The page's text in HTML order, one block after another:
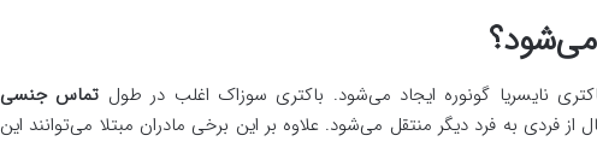
نایسریا گونوره ایجاد می‌شود. باکتری سوزاک اغلب در طول تماس جنسی
از فردی به فرد دیگر منتقل می‌شود. علاوه بر این برخی مادران مبتلا می‌توانند این